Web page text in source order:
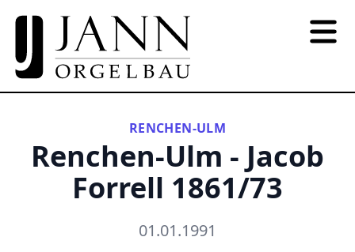
RENCHEN-ULM
Renchen-Ulm - Jacob
Forrell 1861/73
01.01.1991